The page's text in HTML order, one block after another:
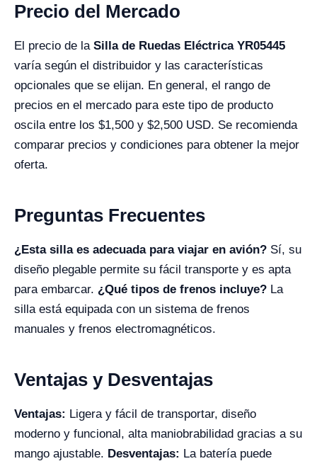
Precio del Mercado
El precio de la Silla de Ruedas Eléctrica YR05445
varía según el distribuidor y las características
opcionales que se elijan. En general, el rango de
precios en el mercado para este tipo de producto
oscila entre los $1,500 y $2,500 USD. Se recomienda
comparar precios y condiciones para obtener la mejor
oferta.
Preguntas Frecuentes
¿Esta silla es adecuada para viajar en avión? Sí, su
diseño plegable permite su fácil transporte y es apta
para embarcar. ¿Qué tipos de frenos incluye? La
silla está equipada con un sistema de frenos
manuales y frenos electromagnéticos.
Ventajas y Desventajas
Ventajas: Ligera y fácil de transportar, diseño
moderno y funcional, alta maniobrabilidad gracias a su
mango ajustable. Desventajas: La batería puede